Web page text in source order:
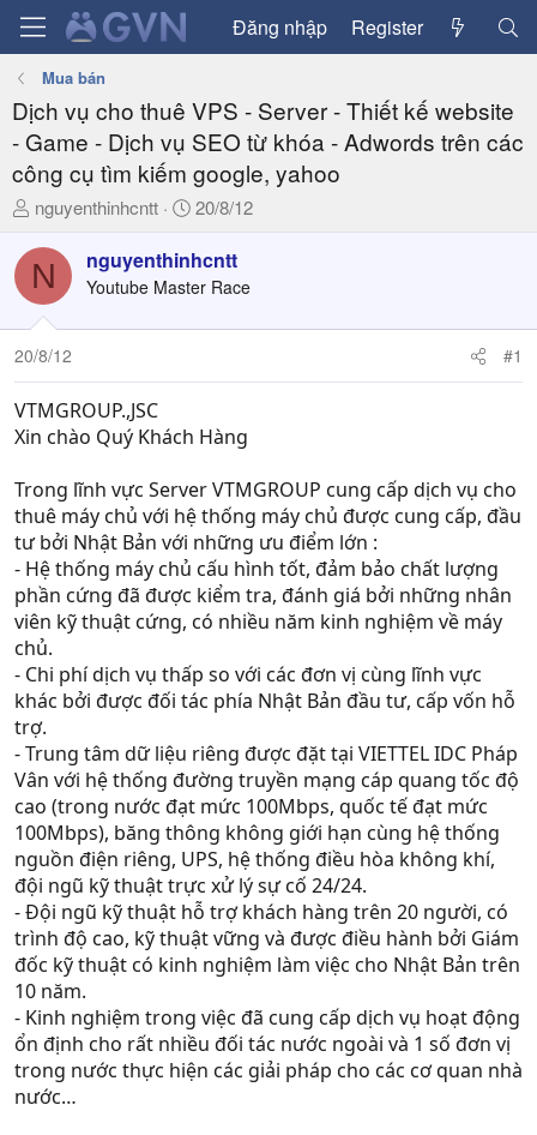
Đăng nhập Register
Mua bán
Dịch vụ cho thuê VPS - Server - Thiết kế website
- Game - Dịch vụ SEO từ khóa - Adwords trên các
công cụ tìm kiếm google, yahoo
T
r
e
a
d
s
t
a
r
e
r
nguyenthinhcntt
N
à
y
ử
20/8/12
N nguyenthinhcntt
Youtube Master Race
20/8/12 #1
VTMGROUP.,JSC
Xin chào Quý Khách Hàng
Trong lĩnh vực Server VTMGROUP cung cấp dịch vụ cho
thuê máy chủ với hệ thống máy chủ được cung cấp, đầu
tư bởi Nhật Bản với những ưu điểm lớn :
- Hệ thống máy chủ cấu hình tốt, đảm bảo chất lượng
phần cứng đã được kiểm tra, đánh giá bởi những nhân
viên kỹ thuật cứng, có nhiều năm kinh nghiệm về máy
chủ.
- Chi phí dịch vụ thấp so với các đơn vị cùng lĩnh vực
khác bởi được đối tác phía Nhật Bản đầu tư, cấp vốn hỗ
trợ.
- Trung tâm dữ liệu riêng được đặt tại VIETTEL IDC Pháp
Vân với hệ thống đường truyền mạng cáp quang tốc độ
cao (trong nước đạt mức 100Mbps, quốc tế đạt mức
100Mbps), băng thông không giới hạn cùng hệ thống
nguồn điện riêng, UPS, hệ thống điều hòa không khí,
đội ngũ kỹ thuật trực xử lý sự cố 24/24.
- Đội ngũ kỹ thuật hỗ trợ khách hàng trên 20 người, có
trình độ cao, kỹ thuật vững và được điều hành bởi Giám
đốc kỹ thuật có kinh nghiệm làm việc cho Nhật Bản trên
10 năm.
- Kinh nghiệm trong việc đã cung cấp dịch vụ hoạt động
ổn định cho rất nhiều đối tác nước ngoài và 1 số đơn vị
trong nước thực hiện các giải pháp cho các cơ quan nhà
nước…